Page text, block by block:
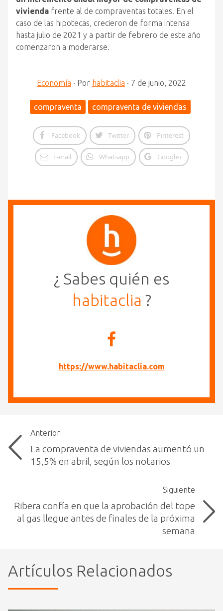
vivienda frente al de compraventas totales. En el
caso de las hipotecas, crecieron de forma intensa
hasta julio de 2021 y a partir de febrero de este año
comenzaron a moderarse.
Economía · Por habitaclia · 7 de junio, 2022
compraventa compraventa de viviendas
Facebook Twitter Pinterest
E-mail Whatsapp Google+
¿ Sabes quién es
habitaclia ?
https://www.habitaclia.com
Anterior
La compraventa de viviendas aumentó un
15,5% en abril, según los notarios
Siguiente
Ribera confía en que la aprobación del tope
al gas llegue antes de finales de la próxima
semana
Artículos Relacionados